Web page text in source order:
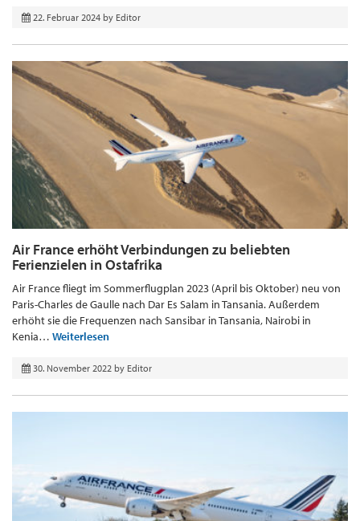
22. Februar 2024 by Editor
Air France erhöht Verbindungen zu beliebten
Ferienzielen in Ostafrika
Air France fliegt im Sommerflugplan 2023 (April bis Oktober) neu von
Paris-Charles de Gaulle nach Dar Es Salam in Tansania. Außerdem
erhöht sie die Frequenzen nach Sansibar in Tansania, Nairobi in
Kenia… Weiterlesen
30. November 2022 by Editor